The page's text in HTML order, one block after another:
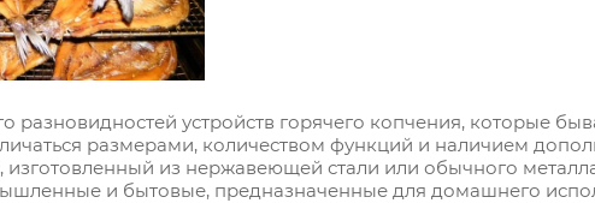
разновидностей устройств горячего копчения, которые
размерами, количеством функций и наличием
из нержавеющей стали или обычного
и бытовые, предназначенные для домашнего